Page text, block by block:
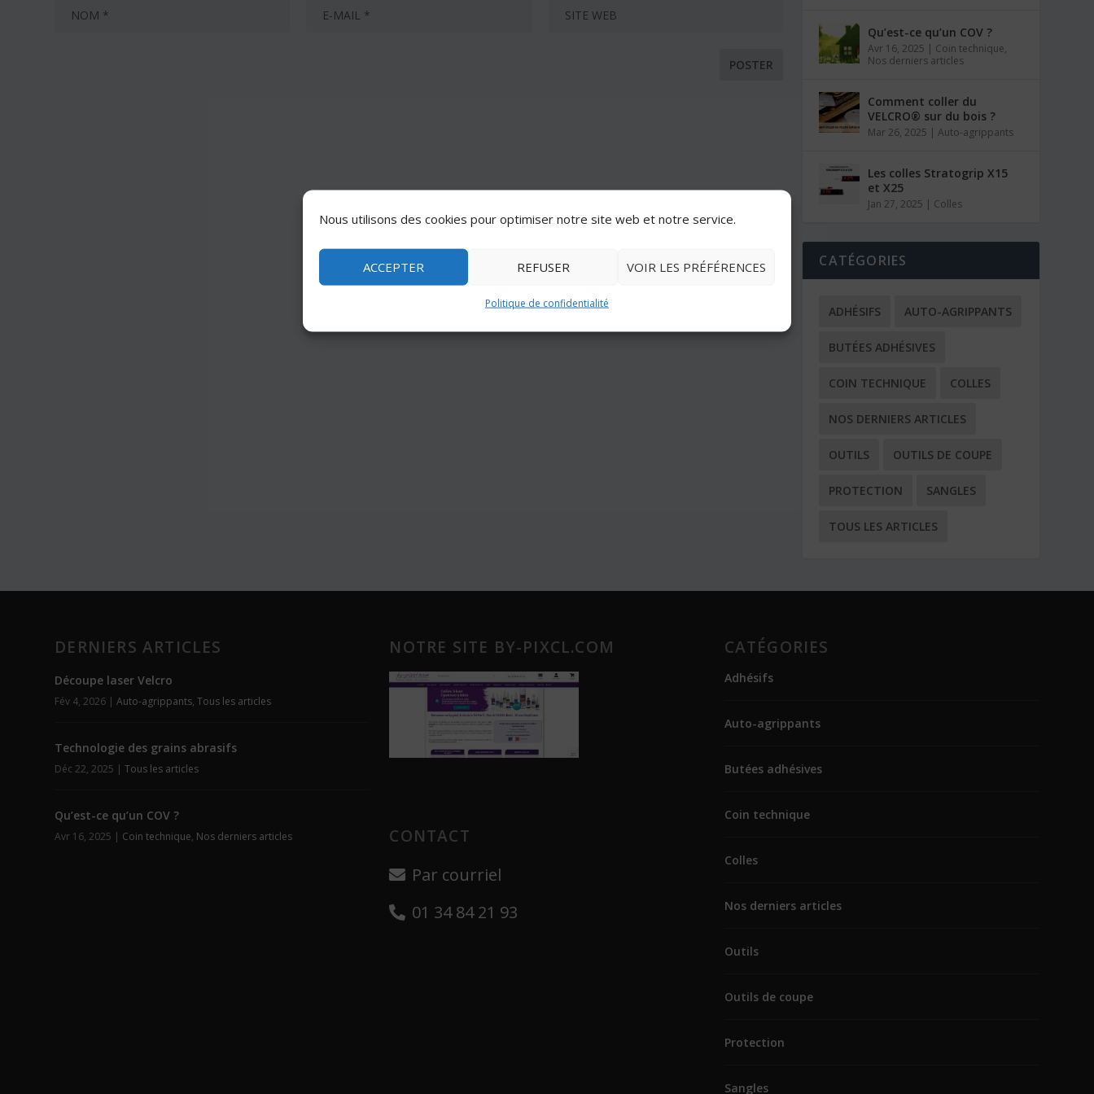
Nous utilisons des cookies pour optimiser notre site web et notre service.
ACCEPTER REFUSER VOIR LES PRÉFÉRENCES
Politique de confidentialité
Qu’est-ce qu’un COV ?
Avr 16, 2025 | Coin technique,
Nos derniers articles
Comment coller du
VELCRO® sur du bois ?
Mar 26, 2025 |Auto-agrippants
Les colles Stratogrip X15
et X25
Jan 27, 2025 | Colles
CATÉGORIES
ADHÉSIFS AUTO-AGRIPPANTS
BUTÉES ADHÉSIVES
COIN TECHNIQUE COLLES
NOS DERNIERS ARTICLES
OUTILS OUTILS DE COUPE
PROTECTION SANGLES
TOUS LES ARTICLES
DERNIERS ARTICLES
Découpe laser Velcro
Fév 4, 2026 |Auto-agrippants,Tous les articles
Technologie des grains abrasifs
Déc 22, 2025 |Tous les articles
Qu’est-ce qu’un COV ?
Avr 16, 2025 | Coin technique, Nos derniers articles
NOTRE SITE BY-PIXCL.COM
CONTACT
Par courriel
01 34 84 21 93
CATÉGORIES
Adhésifs
Auto-agrippants
Butées adhésives
Coin technique
Colles
Nos derniers articles
Outils
Outils de coupe
Protection
Sangles